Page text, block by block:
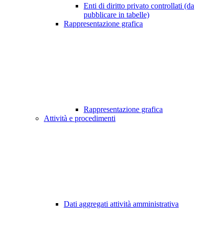
Enti di diritto privato controllati (da
pubblicare in tabelle)
Rappresentazione grafica
Rappresentazione grafica
Attività e procedimenti
Dati aggregati attività amministrativa